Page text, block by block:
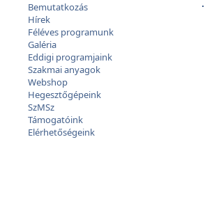
Bemutatkozás
Hírek
Féléves programunk
Galéria
Eddigi programjaink
Szakmai anyagok
Webshop
Hegesztőgépeink
SzMSz
Támogatóink
Elérhetőségeink